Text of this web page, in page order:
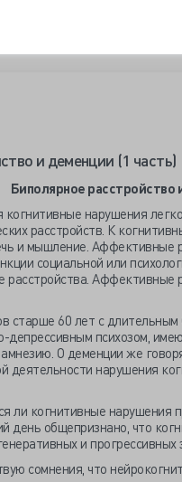
и деменции (1 часть)
Биполярное расстройство
нарушения
расстройств. К
и мышление. Аффективные
социальной или
Аффективные
старше 60 лет с
депрессивным психозом,
О деменции же
деятельности нарушения
ли когнитивные нарушения
день общепризнано, что
и
сомнения, что